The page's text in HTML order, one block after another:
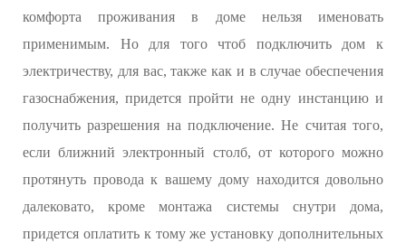
комфорта проживания в доме нельзя именовать
применимым. Но для того чтоб подключить дом к
электричеству, для вас, также как и в случае обеспечения
газоснабжения, придется пройти не одну инстанцию и
получить разрешения на подключение. Не считая того,
если ближний электронный столб, от которого можно
протянуть провода к вашему дому находится довольно
далековато, кроме монтажа системы снутри дома,
придется оплатить к тому же установку дополнительных